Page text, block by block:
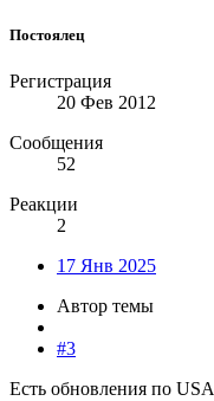
Постоялец
Регистрация
20 Фев 2012
Сообщения
52
Реакции
2
17 Янв 2025
Автор темы
#3
Есть обновления по USA